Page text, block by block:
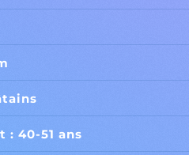
: 40-51 ans